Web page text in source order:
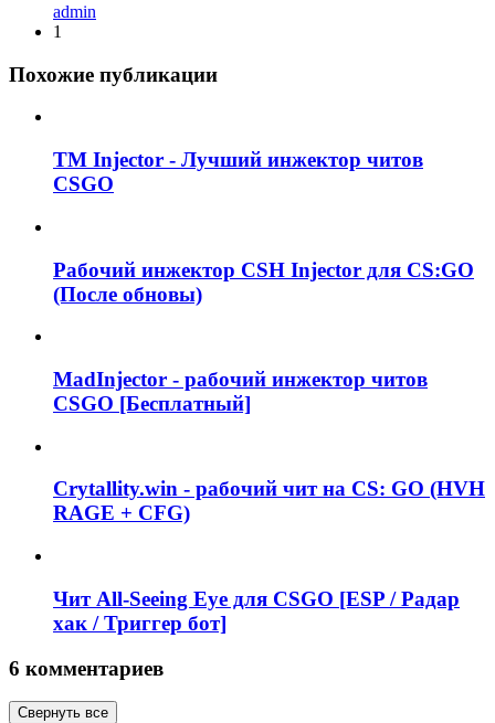
admin
1
Похожие публикации
TM Injector - Лучший инжектор читов
CSGO
Рабочий инжектор CSH Injector для CS:GO
(После обновы)
MadInjector - рабочий инжектор читов
CSGO [Бесплатный]
Crytallity.win - рабочий чит на CS: GO (HVH
RAGE + CFG)
Чит All-Seeing Eye для CSGO [ESP / Радар
хак / Триггер бот]
6 комментариев
Свернуть все